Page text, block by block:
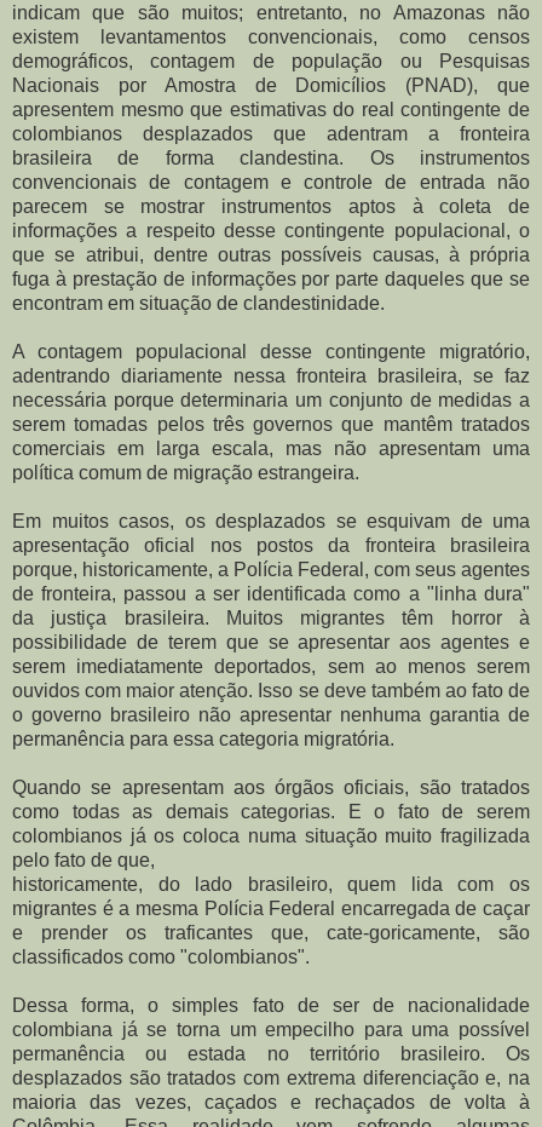
indicam que são muitos; entretanto, no Amazonas não
existem levantamentos convencionais, como censos
demográficos, contagem de população ou Pesquisas
Nacionais por Amostra de Domicílios (PNAD), que
apresentem mesmo que estimativas do real contingente de
colombianos desplazados que adentram a fronteira
brasileira de forma clandestina. Os instrumentos
convencionais de contagem e controle de entrada não
parecem se mostrar instrumentos aptos à coleta de
informações a respeito desse contingente populacional, o
que se atribui, dentre outras possíveis causas, à própria
fuga à prestação de informações por parte daqueles que se
encontram em situação de clandestinidade.
A contagem populacional desse contingente migratório,
adentrando diariamente nessa fronteira brasileira, se faz
necessária porque determinaria um conjunto de medidas a
serem tomadas pelos três governos que mantêm tratados
comerciais em larga escala, mas não apresentam uma
política comum de migração estrangeira.
Em muitos casos, os desplazados se esquivam de uma
apresentação oficial nos postos da fronteira brasileira
porque, historicamente, a Polícia Federal, com seus agentes
de fronteira, passou a ser identificada como a "linha dura"
da justiça brasileira. Muitos migrantes têm horror à
possibilidade de terem que se apresentar aos agentes e
serem imediatamente deportados, sem ao menos serem
ouvidos com maior atenção. Isso se deve também ao fato de
o governo brasileiro não apresentar nenhuma garantia de
permanência para essa categoria migratória.
Quando se apresentam aos órgãos oficiais, são tratados
como todas as demais categorias. E o fato de serem
colombianos já os coloca numa situação muito fragilizada
pelo fato de que,
historicamente, do lado brasileiro, quem lida com os
migrantes é a mesma Polícia Federal encarregada de caçar
e prender os traficantes que, cate-goricamente, são
classificados como "colombianos".
Dessa forma, o simples fato de ser de nacionalidade
colombiana já se torna um empecilho para uma possível
permanência ou estada no território brasileiro. Os
desplazados são tratados com extrema diferenciação e, na
maioria das vezes, caçados e rechaçados de volta à